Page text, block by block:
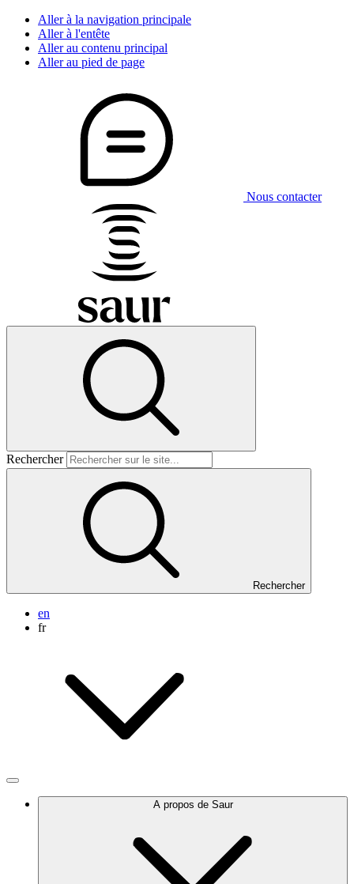
Aller à la navigation principale
Aller à l'entête
Aller au contenu principal
Aller au pied de page
Nous contacter
Rechercher
Rechercher
en
fr
A propos de Saur